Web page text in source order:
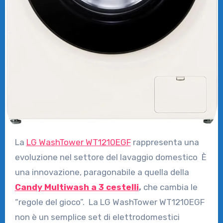
La LG WashTower WT1210EGFrappresenta una
evoluzione nel settore del lavaggio domestico È
una innovazione, paragonabile a quella della
Candy Multiwash a 3 cestelli, che cambia le
“regole del gioco”. La LG WashTower WT1210EGF
non è un semplice set di elettrodomestici